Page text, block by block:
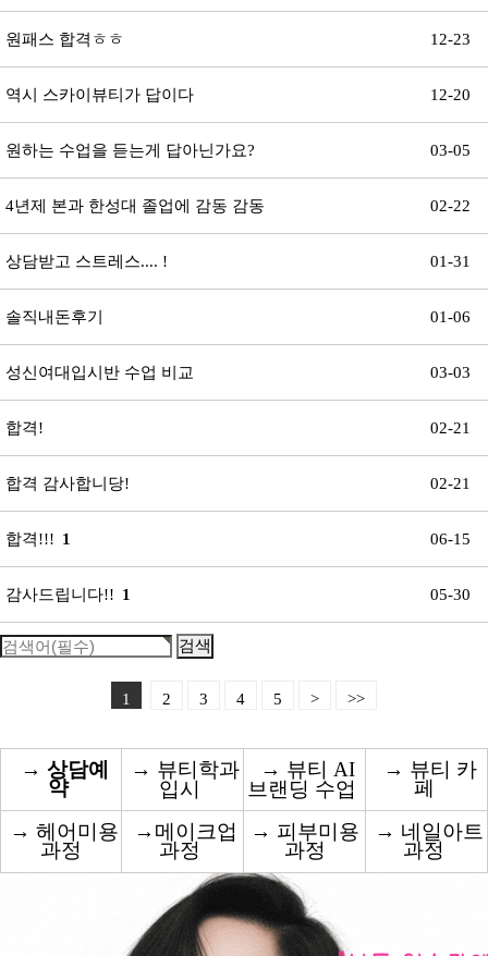
원패스 합격ㅎㅎ 12-23
역시 스카이뷰티가 답이다 12-20
원하는 수업을 듣는게 답아닌가요? 03-05
4년제 본과 한성대 졸업에 감동 감동 02-22
상담받고 스트레스.... ! 01-31
솔직내돈후기 01-06
성신여대입시반 수업 비교 03-03
합격! 02-21
합격 감사합니당! 02-21
합격!!! 1 06-15
감사드립니다!! 1 05-30
1 2 3 4 5 > >>
→ 상담예
약
→ 뷰티학과
입시
→ 뷰티 AI
브랜딩 수업
→ 뷰티 카
페
→ 헤어미용
과정
→ 메이크업
과정
→ 피부미용
과정
→ 네일아트
과정